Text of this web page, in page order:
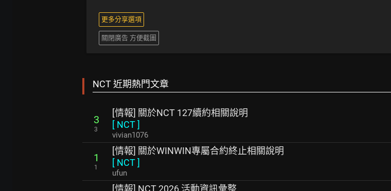
更多分享選項
關閉廣告 方便截圖
NCT 近期熱門文章
3
3
[情報] 關於NCT 127續約相關說明
[ NCT]
vivian1076
1
1
[情報] 關於WINWIN專屬合約終止相關說明
[ NCT]
ufun
[情報] NCT 2026 活動資訊彙整